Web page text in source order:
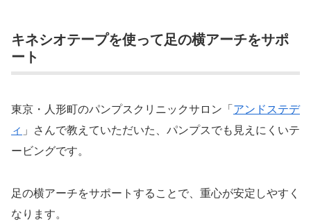
キネシオテープを使って足の横アーチをサポ
ート
東京・人形町のパンプスクリニックサロン「アンドステデ
ィ 」さんで教えていただいた、パンプスでも見えにくいテ
ービングです。
足の横アーチをサポートすることで、重心が安定しやすく
なります。